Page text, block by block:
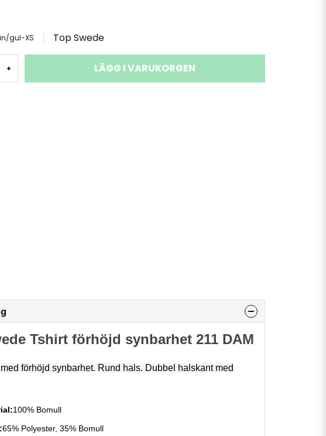
gul-XS Top Swede
+ LÄGG I VARUKORGEN
Tshirt förhöjd synbarhet 211 DAM
förhöjd synbarhet. Rund hals. Dubbel halskant med
100% Bomull
65% Polyester, 35% Bomull